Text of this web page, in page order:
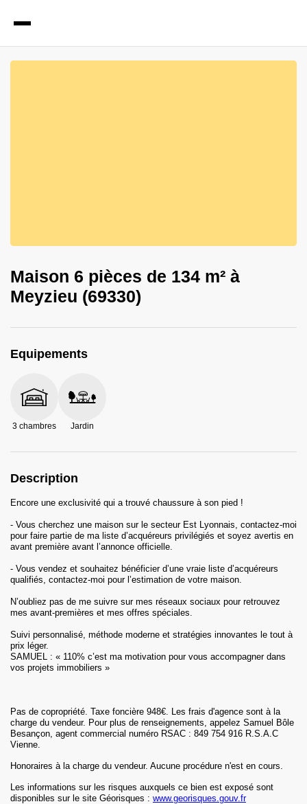
Maison 6 pièces de 134 m² à
Meyzieu (69330)
Equipements
3 chambres Jardin
Description
Encore une exclusivité qui a trouvé chaussure à son pied !
- Vous cherchez une maison sur le secteur Est Lyonnais, contactez-moi
pour faire partie de ma liste d’acquéreurs privilégiés et soyez avertis en
avant première avant l’annonce officielle.
- Vous vendez et souhaitez bénéficier d’une vraie liste d’acquéreurs
qualifiés, contactez-moi pour l’estimation de votre maison.
N’oubliez pas de me suivre sur mes réseaux sociaux pour retrouvez
mes avant-premières et mes offres spéciales.
Suivi personnalisé, méthode moderne et stratégies innovantes le tout à
prix léger.
SAMUEL : « 110% c’est ma motivation pour vous accompagner dans
vos projets immobiliers »
Pas de copropriété. Taxe foncière 948€. Les frais d'agence sont à la
charge du vendeur. Pour plus de renseignements, appelez Samuel Bôle
Besançon, agent commercial numéro RSAC : 849 754 916 R.S.A.C
Vienne.
Honoraires à la charge du vendeur. Aucune procédure n'est en cours.
Les informations sur les risques auxquels ce bien est exposé sont
disponibles sur le site Géorisques : www.georisques.gouv.fr